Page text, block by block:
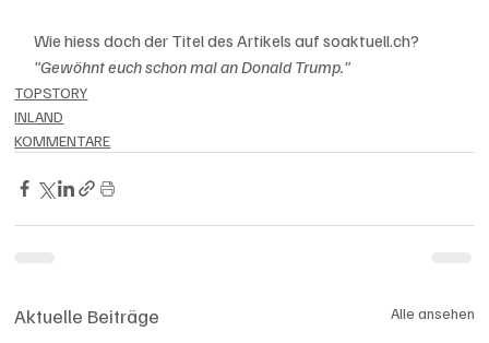
Wie hiess doch der Titel des Artikels auf soaktuell.ch?
"Gewöhnt euch schon mal an Donald Trump."
TOPSTORY
INLAND
KOMMENTARE
Aktuelle Beiträge Alle ansehen